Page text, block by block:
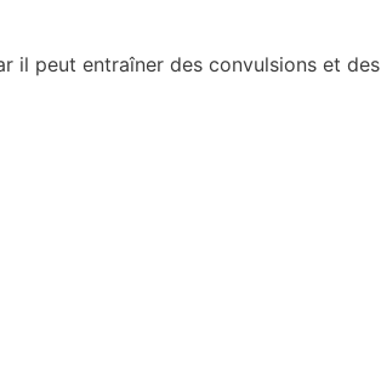
il peut entraîner des convulsions et des